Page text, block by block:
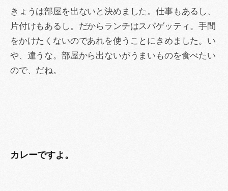
きょうは部屋を出ないと決めました。仕事もあるし、
片付けもあるし。だからランチはスパゲッティ。手間
をかけたくないのであれを使うことにきめました。い
や、違うな。部屋から出ないがうまいものを食べたい
ので、だね。
カレーですよ。